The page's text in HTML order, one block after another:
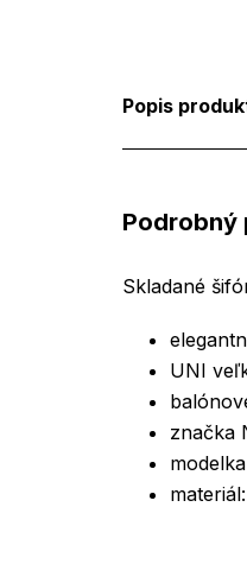
Popis
Podrobný
Skladané
UNI
značka